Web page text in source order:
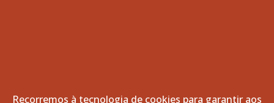
Recorremos à tecnologia de cookies para garantir aos